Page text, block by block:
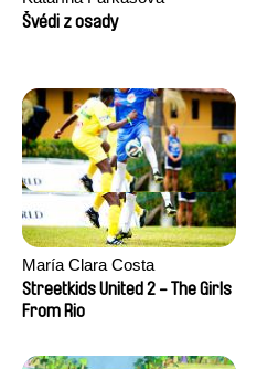
Švédi z osady
María Clara Costa
Streetkids United 2 - The Girls
From Rio